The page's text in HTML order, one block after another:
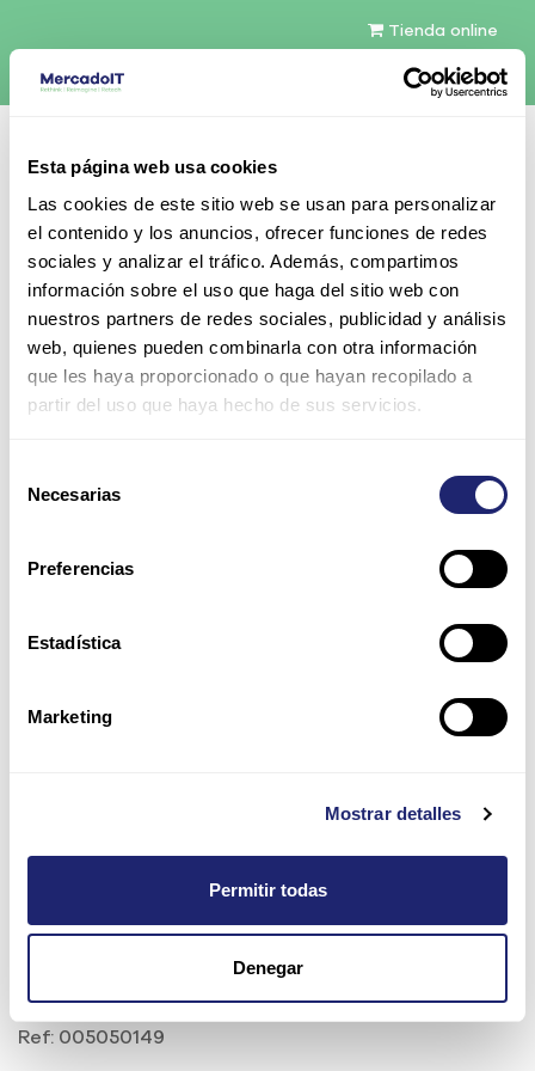
Esta página web usa cookies
Las cookies de este sitio web se usan para personalizar
el contenido y los anuncios, ofrecer funciones de redes
sociales y analizar el tráfico. Además, compartimos
información sobre el uso que haga del sitio web con
nuestros partners de redes sociales, publicidad y análisis
web, quienes pueden combinarla con otra información
que les haya proporcionado o que hayan recopilado a
partir del uso que haya hecho de sus servicios.
Necesarias
Preferencias
Estadística
Marketing
Mostrar detalles
Permitir todas
Denegar
Tienda online
Español
Contáctenos
Todos los productos
EMC 4TB 7.2K 3.5" SAS 6Gb/s HDD para VNX, con
caddy
EMC 4TB 7.2K 3.5" SAS 6Gb/s
HDD para VNX, con caddy
Ref: 005050149